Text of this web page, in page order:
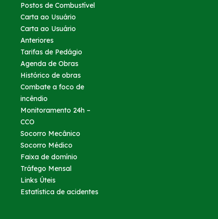
Postos de Combustível
Carta ao Usuário
Carta ao Usuário
Anteriores
Tarifas de Pedágio
Agenda de Obras
Histórico de obras
Combate a foco de
incêndio
Monitoramento 24h –
CCO
Socorro Mecânico
Socorro Médico
Faixa de domínio
Tráfego Mensal
Links Úteis
Estatística de acidentes